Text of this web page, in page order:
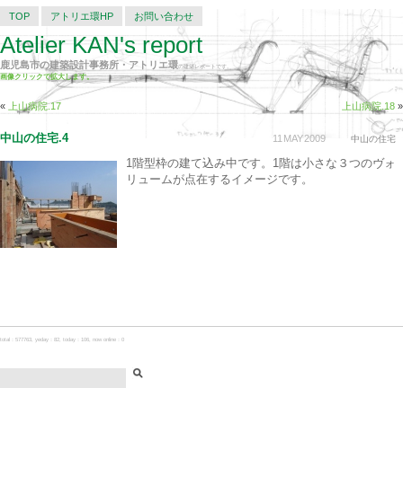
TOP アトリエ環HP お問い合わせ
Atelier KAN's report
鹿児島市の建築設計事務所・アトリエ環の建築レポートです。
画像クリックで拡大します。
« 上山病院.17 上山病院.18 »
11 MAY2009 中山の住宅
中山の住宅.4
1階型枠の建て込み中です。1階は小さな３つのヴォ
リュームが点在するイメージです。
total：577763, yeday：82, today：106, now online：0